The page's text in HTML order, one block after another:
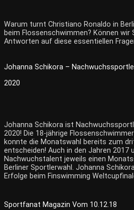
Warum turnt Christiano Ronaldo in
beim Flossenschwimmen? Können wir
Antworten auf diese essentiellen
Johanna Schikora –
2020
Johanna Schikora ist
2020! Die 18-jährige
konnte die Monatswahl bereits zum
entscheiden! Auch in den Jahren 2017
Nachwuchstalent jeweils einen
Berliner Sportlerwahl. Johanna
Erfolge beim Finswimming
Sportfanat Magazin Vom 10.12.18